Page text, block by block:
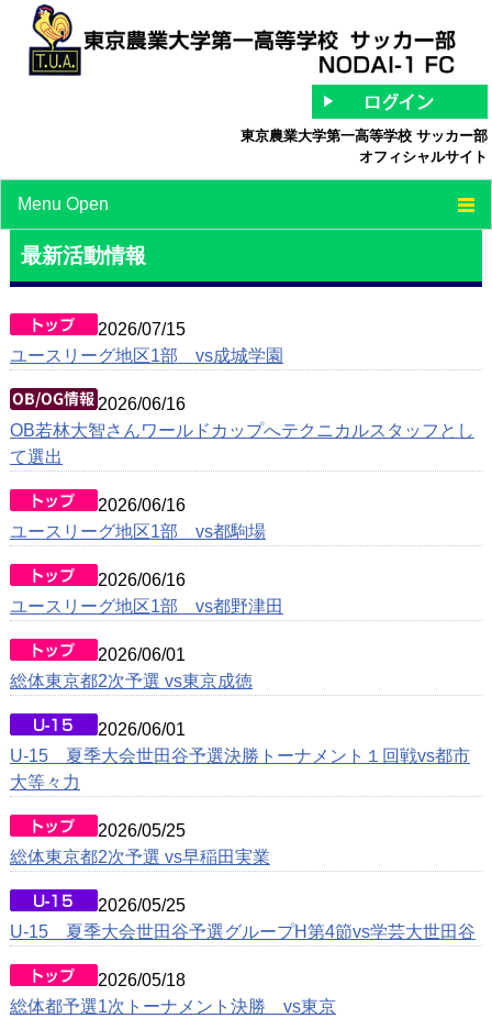
東京農業大学第一高等学校 サッカー部
オフィシャルサイト
Menu Open
TOP
スケジュール
スタッフ/選手紹介
中等部
戦歴/卒業後の進路
リンク集
最新活動情報
2026/07/15
ユースリーグ地区1部 vs成城学園
2026/06/16
OB若林大智さんワールドカップへテクニカルスタッフとし
て選出
2026/06/16
ユースリーグ地区1部 vs都駒場
2026/06/16
ユースリーグ地区1部 vs都野津田
2026/06/01
総体東京都2次予選 vs東京成徳
2026/06/01
U-15 夏季大会世田谷予選決勝トーナメント１回戦vs都市
大等々力
2026/05/25
総体東京都2次予選 vs早稲田実業
2026/05/25
U-15 夏季大会世田谷予選グループH第4節vs学芸大世田谷
2026/05/18
総体都予選1次トーナメント決勝 vs東京